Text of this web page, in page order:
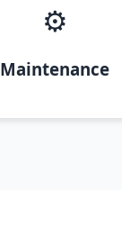
⚙️
Maintenance